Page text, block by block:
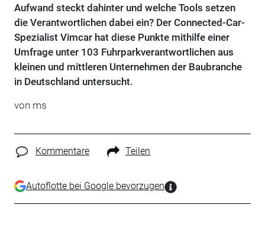
Aufwand steckt dahinter und welche Tools setzen
die Verantwortlichen dabei ein? Der Connected-Car-
Spezialist Vimcar hat diese Punkte mithilfe einer
Umfrage unter 103 Fuhrparkverantwortlichen aus
kleinen und mittleren Unternehmen der Baubranche
in Deutschland untersucht.
von ms
Kommentare Teilen
Autoflotte bei Google bevorzugen